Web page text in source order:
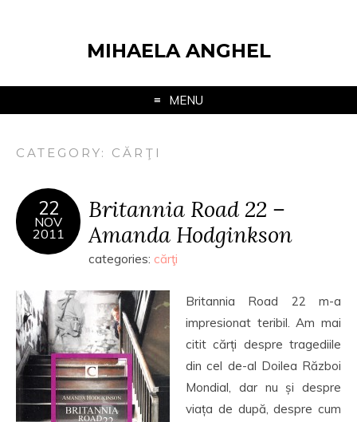
MIHAELA ANGHEL
MENU
CATEGORY: CĂRŢI
22
NOV
2011
Britannia Road 22 –
Amanda Hodginkson
categories: cărţi
Britannia Road 22 m-a
impresionat teribil. Am mai
citit cărți despre tragediile
din cel de-al Doilea Război
Mondial, dar nu și despre
viața de după, despre cum